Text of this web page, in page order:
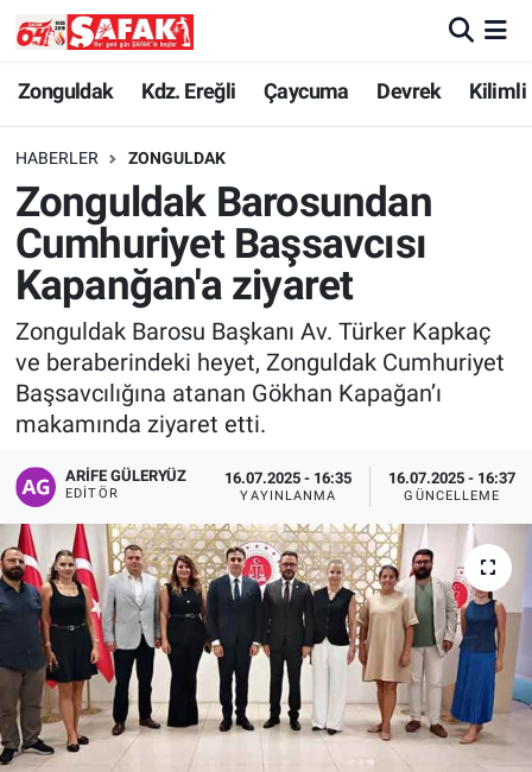
Zonguldak Kdz. Ereğli Çaycuma Devrek Kilimli
HABERLER ZONGULDAK
Zonguldak Barosundan
Cumhuriyet Başsavcısı
Kapanğan'a ziyaret
Zonguldak Barosu Başkanı Av. Türker Kapkaç
ve beraberindeki heyet, Zonguldak Cumhuriyet
Başsavcılığına atanan Gökhan Kapağan’ı
makamında ziyaret etti.
ARIFE GÜLERYÜZ
EDITÖR
16.07.2025 - 16:35
YAYINLANMA
16.07.2025 - 16:37
GÜNCELLEME
Zonguldak
Kdz. Ereğli
Çaycuma
Devrek
Kilimli
Asayiş
Zonguldak Nöbetçi Eczaneler
Zonguldak Hava Durumu
Zonguldak Namaz Vakitleri
Zonguldak Trafik Yoğunluk Haritası
Süper Lig Puan Durumu ve Fikstür
Tüm Manşetler